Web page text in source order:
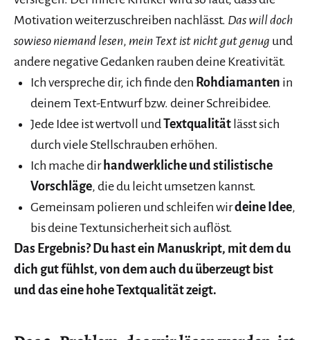
Motivation weiterzuschreiben nachlässt. Das will doch
sowieso niemand lesen, mein Text ist nicht gut genug und
andere negative Gedanken rauben deine Kreativität.
Ich verspreche dir, ich finde den Rohdiamanten in
deinem Text-Entwurf bzw. deiner Schreibidee.
Jede Idee ist wertvoll undTextqualität lässt sich
durch viele Stellschrauben erhöhen.
Ich mache dirhandwerkliche und stilistische
Vorschläge, die du leicht umsetzen kannst.
Gemeinsam polieren und schleifen wirdeine Idee,
bis deine Textunsicherheit sich auflöst.
Das Ergebnis? Du hast ein Manuskript, mit dem du
dich gut fühlst, von dem auch du überzeugt bist
und das eine hohe Textqualität zeigt.